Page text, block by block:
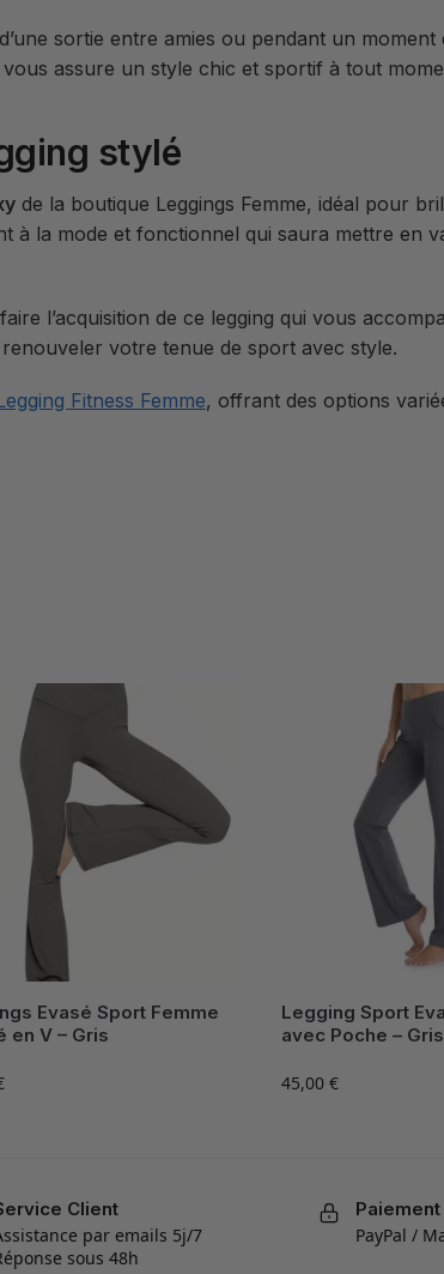
sortie entre amies ou pendant un moment
assure un style chic et sportif à tout
stylé
de la boutique Leggings Femme, idéal pour
à la mode et fonctionnel qui saura mettre en
l’acquisition de ce legging qui vous
votre tenue de sport avec style.
Fitness Femme, offrant des options
Evasé Sport Femme
en V – Gris
Legging Sport
avec Poche – Gris
45,00€
Client
par emails 5j/7
sous 48h
PayPal /